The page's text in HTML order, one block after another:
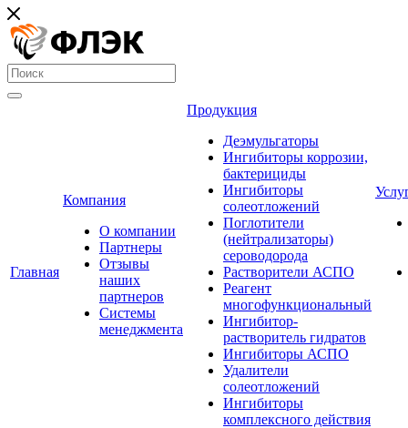
Главная
Компания
О компании
Партнеры
Отзывы
наших
партнеров
Системы
менеджмента
Продукция
Деэмульгаторы
Ингибиторы коррозии,
бактерициды
Ингибиторы
солеотложений
Поглотители
(нейтрализаторы)
сероводорода
Растворители АСПО
Реагент
многофункциональный
Ингибитор-
растворитель гидратов
Ингибиторы АСПО
Удалители
солеотложений
Ингибиторы
комплексного действия